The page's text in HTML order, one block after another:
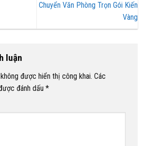
Chuyển Văn Phòng Trọn Gói Kiến
Vàng
luận
được hiển thị công khai. Các
đánh dấu *